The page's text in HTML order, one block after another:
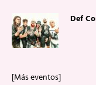
Def
[Más eventos]